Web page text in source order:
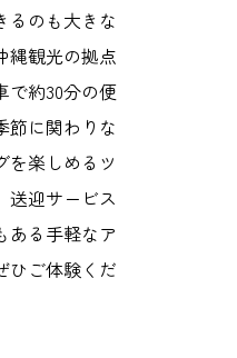
るのも大きな
縄観光の拠点
で約30分の便
節に関わりな
を楽しめるツ
送迎サービス
ある手軽なア
ひご体験くだ